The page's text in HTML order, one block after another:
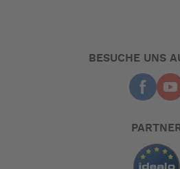
Zuschnitt gegen Mehrpreis)
*schraublose FixOn II
Dachgestänge kann
*Typhoon Sturmleinen
*Gestänge-und Heringssack
BESUCHE UNS